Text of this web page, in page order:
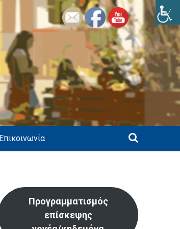
Επικοινωνία
Προγραμματισμός
επίσκεψης